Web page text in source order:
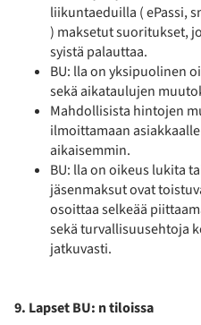
liikuntaeduilla ( ePassi,
) maksetut suoritukset,
syistä palauttaa.
BU: lla on yksipuolinen
sekä aikataulujen
Mahdollisista hintojen
ilmoittamaan
aikaisemmin.
BU: lla on oikeus lukita
jäsenmaksut ovat
osoittaa selkeää
sekä turvallisuusehtoja
jatkuvasti.
9. Lapset BU: n tiloissa